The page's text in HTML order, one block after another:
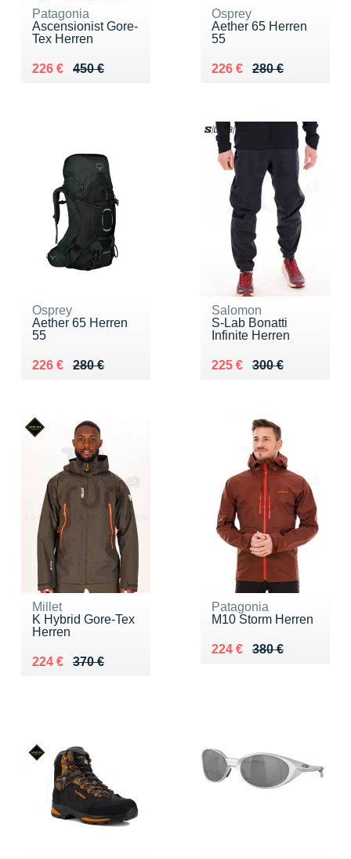
Patagonia
Ascensionist Gore-
Tex Herren
450 €
Au lieu de 450 €
226 €
Vendu 226 €
Osprey
Aether 65 Herren
55
280 €
Au lieu de 280 €
226 €
Vendu 226 €
Osprey
Aether 65 Herren
55
280 €
Au lieu de 280 €
226 €
Vendu 226 €
Salomon
S-Lab Bonatti
Infinite Herren
300 €
Au lieu de 300 €
225 €
Vendu 225 €
Millet
K Hybrid Gore-Tex
Herren
370 €
Au lieu de 370 €
224 €
Vendu 224 €
Patagonia
M10 Storm Herren
380 €
Au lieu de 380 €
224 €
Vendu 224 €